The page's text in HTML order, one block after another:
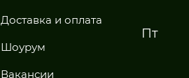
Доставка и оплата
Шоурум
Вакансии
Пт